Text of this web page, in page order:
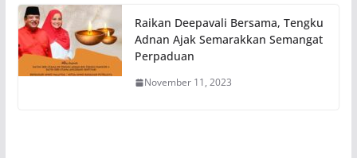
Raikan Deepavali Bersama, Tengku
Adnan Ajak Semarakkan Semangat
Perpaduan
November 11, 2023